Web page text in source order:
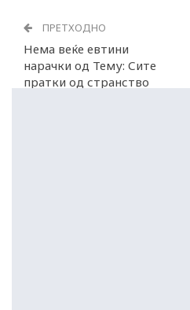
ПРЕТХОДНО
Нема веќе евтини
нарачки од Тему: Сите
пратки од странство